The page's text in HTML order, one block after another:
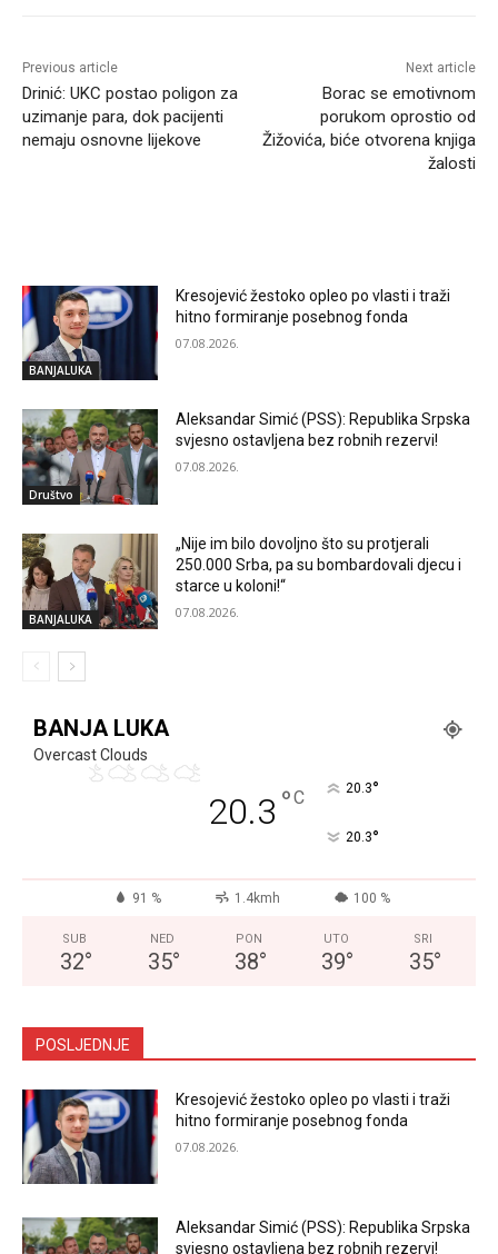
Previous article
Drinić: UKC postao poligon za
uzimanje para, dok pacijenti
nemaju osnovne lijekove
Next article
Borac se emotivnom
porukom oprostio od
Žižovića, biće otvorena knjiga
žalosti
BANJALUKA
Kresojević žestoko opleo po vlasti i traži
hitno formiranje posebnog fonda
07.08.2026.
Društvo
Aleksandar Simić (PSS): Republika Srpska
svjesno ostavljena bez robnih rezervi!
07.08.2026.
BANJALUKA
„Nije im bilo dovoljno što su protjerali
250.000 Srba, pa su bombardovali djecu i
starce u koloni!“
07.08.2026.
BANJA LUKA
Overcast Clouds
20.3 °C 20.3°
20.3°
91 % 1.4kmh 100 %
SUB
32°
NED
35°
PON
38°
UTO
39°
SRI
35°
POSLJEDNJE
Kresojević žestoko opleo po vlasti i traži
hitno formiranje posebnog fonda
07.08.2026.
Aleksandar Simić (PSS): Republika Srpska
svjesno ostavljena bez robnih rezervi!